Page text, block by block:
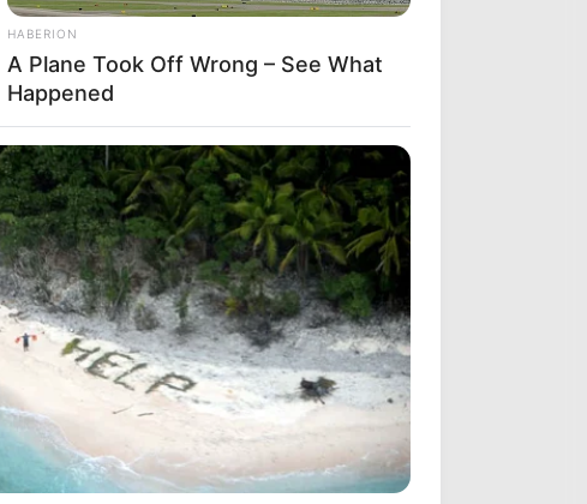
HABERION
A Plane Took Off Wrong – See What
Happened